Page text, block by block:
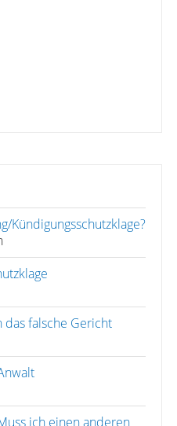
Kündigungsschutzklage?
das falsche Gericht
ich einen anderen